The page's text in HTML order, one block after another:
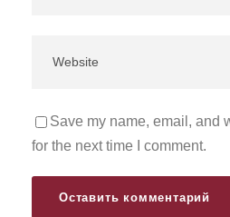
Save my name, email, and
for the next time I comment.